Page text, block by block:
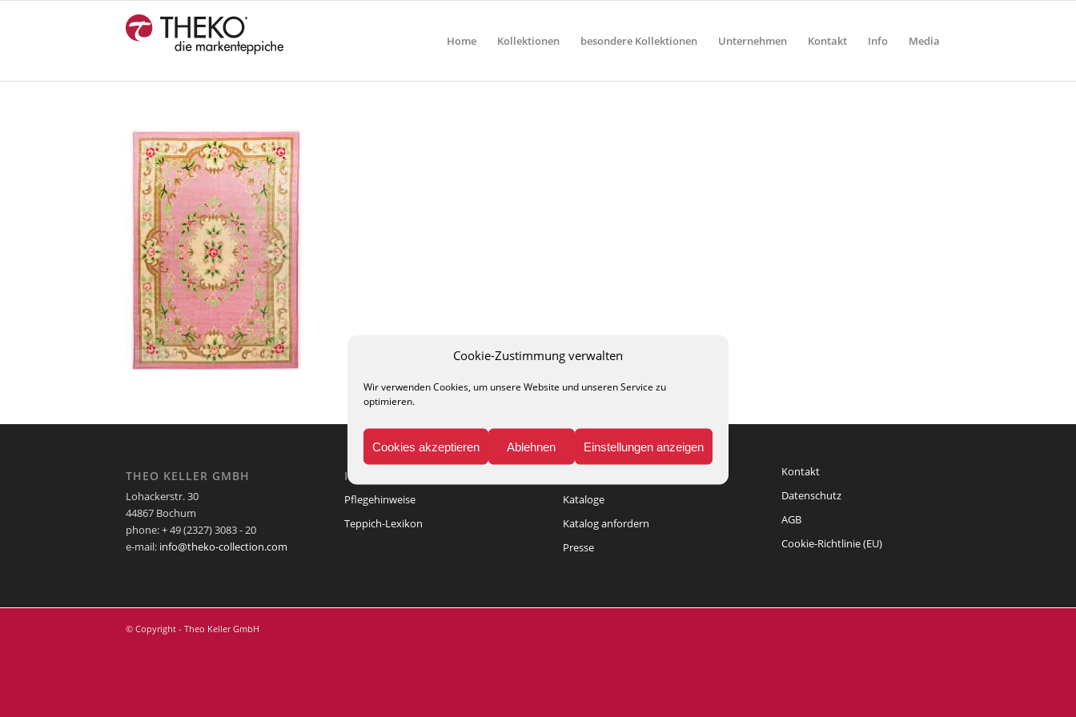
Cookie-Zustimmung verwalten
Wir verwenden Cookies, um unsere Website und unseren Service zu
optimieren.
Cookies akzeptieren Ablehnen Einstellungen anzeigen
Home Kollektionen besondere Kollektionen Unternehmen Kontakt Info Media
THEO KELLER GMBH
Lohackerstr. 30
44867 Bochum
phone: + 49 (2327) 3083 - 20
e-mail: info@theko-collection.com
INFO
Pflegehinweise
Teppich-Lexikon
Kataloge
Katalog anfordern
Presse
Kontakt
Datenschutz
AGB
Cookie-Richtlinie (EU)
© Copyright - Theo Keller GmbH